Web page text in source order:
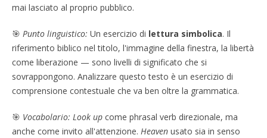
mai lasciato al proprio pubblico.
🎯 Punto linguistico: Un esercizio di lettura simbolica. Il
riferimento biblico nel titolo, l'immagine della finestra, la libertà
come liberazione — sono livelli di significato che si
sovrappongono. Analizzare questo testo è un esercizio di
comprensione contestuale che va ben oltre la grammatica.
🎯 Vocabolario: Look up come phrasal verb direzionale, ma
anche come invito all'attenzione. Heaven usato sia in senso